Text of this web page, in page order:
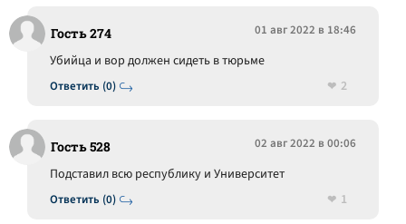
Гость 274 01 авг 2022 в 18:46
Ответить (0)
Убийца и вор должен сидеть в тюрьме
2
Гость 528 02 авг 2022 в 00:06
Ответить (0)
Подставил всю республику и Университет
1